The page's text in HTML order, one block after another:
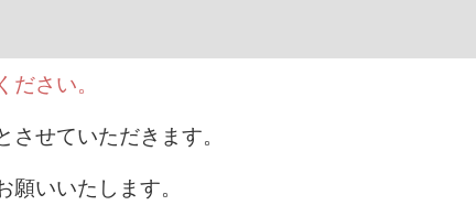
さい。
せていただきます。
いいたします。